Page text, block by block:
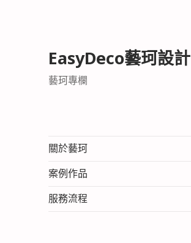
EasyDeco藝珂設計
藝珂專欄
關於藝珂
案例作品
服務流程